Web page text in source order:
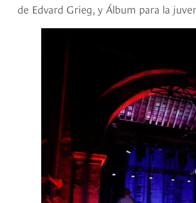
de Edvard Grieg, y Álbum para la